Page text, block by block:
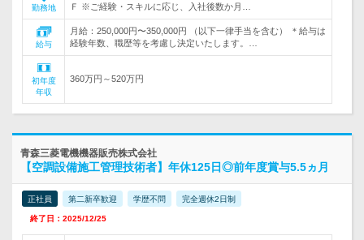
勤務地 Ｆ ※ご経験・スキルに応じ、入社後数か月…
給与
月給：250,000円〜350,000円 （以下一律手当を含む） ＊給与は
経験年数、職歴等を考慮し決定いたします。…
初年度
年収
360万円～520万円
青森三菱電機機器販売株式会社
【空調設備施工管理技術者】年休125日◎前年度賞与5.5ヵ月
正社員 第二新卒歓迎 学歴不問 完全週休2日制
終了日：2025/12/25